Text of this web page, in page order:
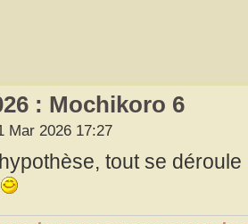
: Mochikoro 6
Mar 2026 17:27
tout se